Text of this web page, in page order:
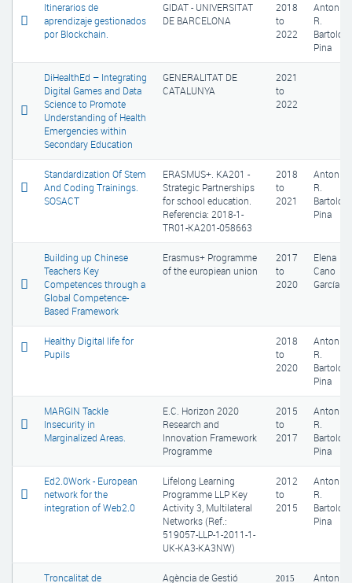
Itinerarios de
aprendizaje gestionados
por Blockchain.
GIDAT - UNIVERSITAT
DE BARCELONA
2018
to
2022
Antonio
R.
Pina
DiHealthEd – Integrating
Digital Games and Data
Science to Promote
Understanding of Health
Emergencies within
Secondary Education
GENERALITAT DE
CATALUNYA
2021
to
2022
Standardization Of Stem
And Coding Trainings.
SOSACT
ERASMUS+. KA201 -
Strategic Partnerships
for school education.
Referencia: 2018-1-
TR01-KA201-058663
2018
to
2021
Antonio
R.
Pina
Building up Chinese
Teachers Key
Competences through a
Global Competence-
Based Framework
Erasmus+ Programme
of the europiean union
2017
to
2020
Elena
Cano
García
Healthy Digital life for
Pupils
2018
to
2020
Antonio
R.
Pina
MARGIN Tackle
Insecurity in
Marginalized Areas.
E.C. Horizon 2020
Research and
Innovation Framework
Programme
2015
to
2017
Antonio
R.
Pina
Ed2.0Work - European
network for the
integration of Web2.0
Lifelong Learning
Programme LLP Key
Activity 3, Multilateral
Networks (Ref.:
519057-LLP-1-2011-1-
UK-KA3-KA3NW)
2012
to
2015
Antonio
R.
Pina
Troncalitat de
Agència de Gestió
2015
Antonio